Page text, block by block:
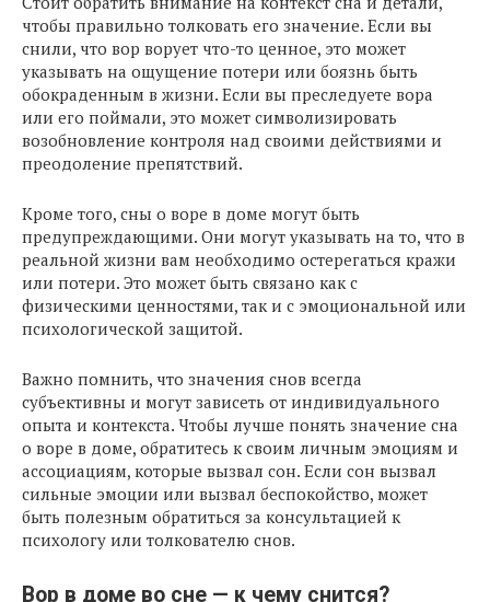
чтобы правильно толковать его значение. Если вы
снили, что вор ворует что-то ценное, это может
указывать на ощущение потери или боязнь быть
обокраденным в жизни. Если вы преследуете вора
или его поймали, это может символизировать
возобновление контроля над своими действиями и
преодоление препятствий.
Кроме того, сны о воре в доме могут быть
предупреждающими. Они могут указывать на то, что в
реальной жизни вам необходимо остерегаться кражи
или потери. Это может быть связано как с
физическими ценностями, так и с эмоциональной или
психологической защитой.
Важно помнить, что значения снов всегда
субъективны и могут зависеть от индивидуального
опыта и контекста. Чтобы лучше понять значение сна
о воре в доме, обратитесь к своим личным эмоциям и
ассоциациям, которые вызвал сон. Если сон вызвал
сильные эмоции или вызвал беспокойство, может
быть полезным обратиться за консультацией к
психологу или толкователю снов.
Вор в доме во сне — к чему снится?